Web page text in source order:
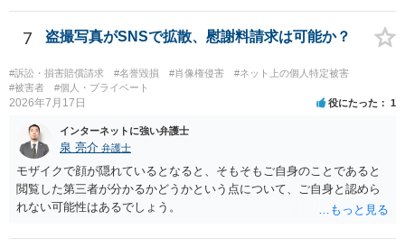
す。セッションの遡及作成は、検知するだけでなく、原則として販売
保留又は追加確認の対象とすべきです。フォレンジック透かしは転売
者の特定や抑止には有効ですが、不正購入や同意前の公開自体を防ぐ
方法、無認証プレビューの廃止、申出時の即時非公開化、未購入映像
の保存期間などを整備する必要があります。実際の画面、照合ロジッ
のリーガルチェックを受けるのがよいでしょう。
7 盗撮写真がSNSで拡散、慰謝料請求は可能か？
#訴訟・損害賠償請求 #名誉毀損 #肖像権侵害
#ネット上の個人特定被害
#被害者
#個人・プライベート
2026年7月17日 役にたった 1
インターネットに強い弁護士
泉 亮介 弁護士
モザイクで顔が隠れているとなると、そもそもご自身のことであると
閲覧した第三者が分かるかどうかという点について、ご自身と認めら
れない可能性はあるでしょう。